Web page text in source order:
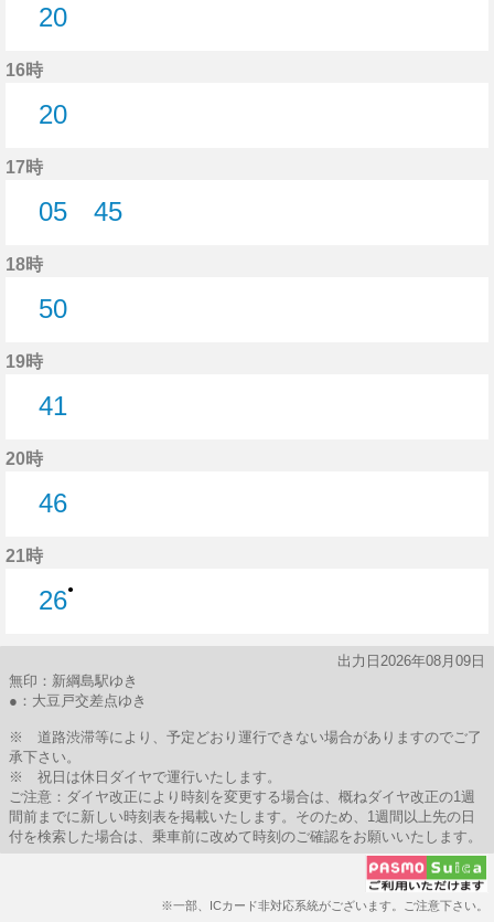
20
16時
20
17時
05
45
18時
50
19時
41
20時
46
21時
26●
出力日2026年08月09日
無印：新綱島駅ゆき
●：大豆戸交差点ゆき
※ 道路渋滞等により、予定どおり運行できない場合がありますのでご了
承下さい。
※ 祝日は休日ダイヤで運行いたします。
ご注意：ダイヤ改正により時刻を変更する場合は、概ねダイヤ改正の1週
間前までに新しい時刻表を掲載いたします。そのため、1週間以上先の日
付を検索した場合は、乗車前に改めて時刻のご確認をお願いいたします。
※一部、ICカード非対応系統がございます。ご注意下さい。